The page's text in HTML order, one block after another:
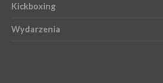
Kickboxing
Wydarzenia